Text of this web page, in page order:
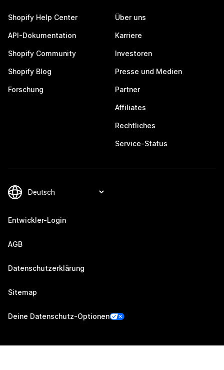
Shopify Help Center
API-Dokumentation
Shopify Community
Shopify Blog
Forschung
Über uns
Karriere
Investoren
Presse und Medien
Partner
Affiliates
Rechtliches
Service-Status
Entwickler-Login
AGB
Datenschutzerklärung
Sitemap
Deine Datenschutz-Optionen